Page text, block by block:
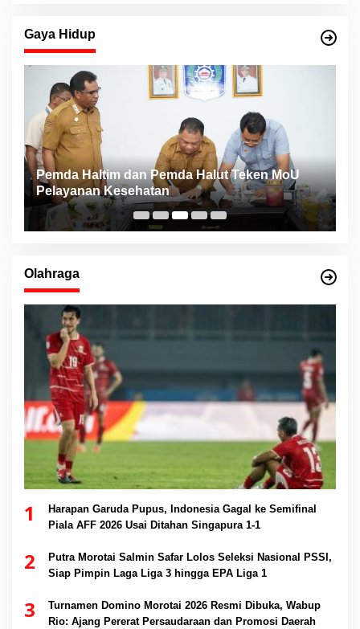
Gaya Hidup
Pemda Haltim dan Pemda Halut Teken MoU
Pelayanan Kesehatan
Olahraga
1
Harapan Garuda Pupus, Indonesia Gagal ke Semifinal
Piala AFF 2026 Usai Ditahan Singapura 1-1
2
Putra Morotai Salmin Safar Lolos Seleksi Nasional PSSI,
Siap Pimpin Laga Liga 3 hingga EPA Liga 1
3
Turnamen Domino Morotai 2026 Resmi Dibuka, Wabup
Rio: Ajang Pererat Persaudaraan dan Promosi Daerah